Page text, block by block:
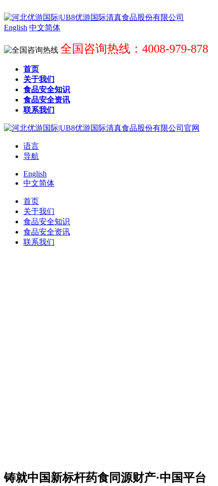
English 中文简体
全国咨询热线：4008-979-878
首页
关于我们
食品安全知识
食品安全资讯
联系我们
语言
导航
English
中文简体
首页
关于我们
食品安全知识
食品安全资讯
联系我们
铸就中国新标杆药食同源财产·中国平台